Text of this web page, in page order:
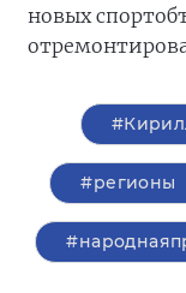
новых
#регионы